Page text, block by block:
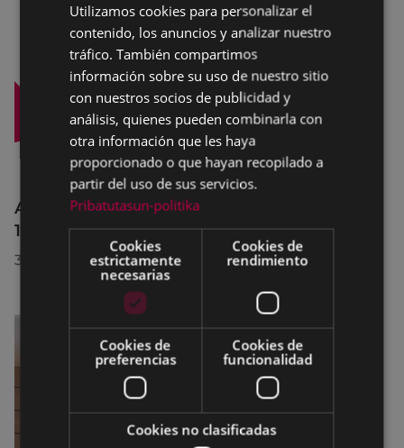
Afecciones al tráfico en la calle Egogain del
10 al 23 de agosto, por motivo de obras
30/07/2026
BASQUE
SPANISH
Utilizamos cookies para personalizar el
contenido, los anuncios y analizar nuestro
tráfico. También compartimos
información sobre su uso de nuestro sitio
con nuestros socios de publicidad y
análisis, quienes pueden combinarla con
otra información que les haya
proporcionado o que hayan recopilado a
partir del uso de sus servicios.
Pribatutasun-politika
Cookies
estrictamente
necesarias
Cookies de
rendimiento
Cookies de
preferencias
Cookies de
funcionalidad
Cookies no clasificadas